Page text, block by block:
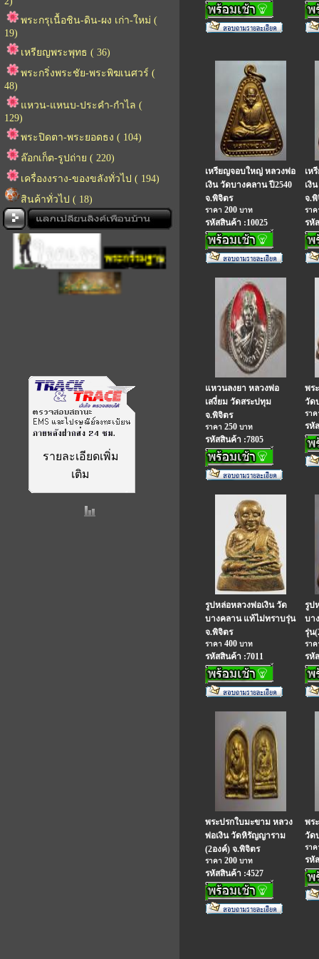
พระกรุเนื้อชิน-ดิน-ผง เก่า-ใหม่ (
19)
เหรียญพระพุทธ ( 36)
พระกริ่งพระชัย-พระพิฆเนศวร์ (
48)
แหวน-แหนบ-ประคำ-กำไล (
129)
พระปิดตา-พระยอดธง ( 104)
ล๊อกเก็ต-รูปถ่าย ( 220)
เครื่องงราง-ของขลังทั่วไป ( 194)
สินค้าทั่วไป ( 18)
รายละเอียดเพิ่ม
เติม
เหรียญจอบใหญ่ หลวงพ่อ
เงิน วัดบางคลาน ปี2540
จ.พิจิตร
ราคา 200 บาท
รหัสสินค้า :10025
เห
เงิ
จ.พิ
รา
รหั
แหวนลงยา หลวงพ่อ
เสงี่ยม วัดสระปทุม
จ.พิจิตร
ราคา 250 บาท
รหัสสินค้า :7805
พร
วัด
รา
รหั
รูปหล่อหลวงพ่อเงิน วัด
บางคลาน แท้ไม่ทราบรุ่น
จ.พิจิตร
ราคา 400 บาท
รหัสสินค้า :7011
รูป
บา
รุ่น
รา
รหั
พระปรกใบมะขาม หลวง
พ่อเงิน วัดหิรัญญาราม
(2องค์) จ.พิจิตร
ราคา 200 บาท
รหัสสินค้า :4527
พร
วัด
รา
รหั